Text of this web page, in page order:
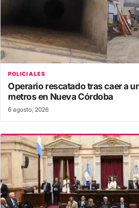
POLICIALES
Operario rescatado tras caer a
metros en Nueva Córdoba
6 agosto, 2026